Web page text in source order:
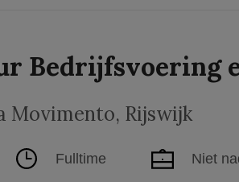
Bedrijfsvoering
Movimento, Rijswijk
Fulltime Niet